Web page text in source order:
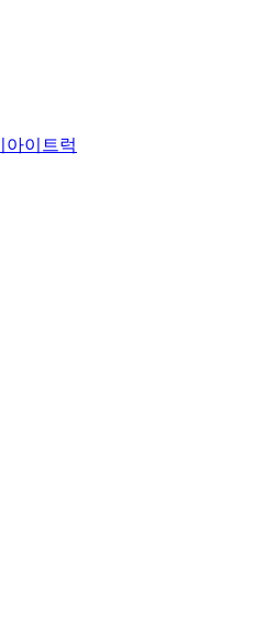
아이트럭